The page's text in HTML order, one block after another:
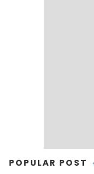
POPULAR POST